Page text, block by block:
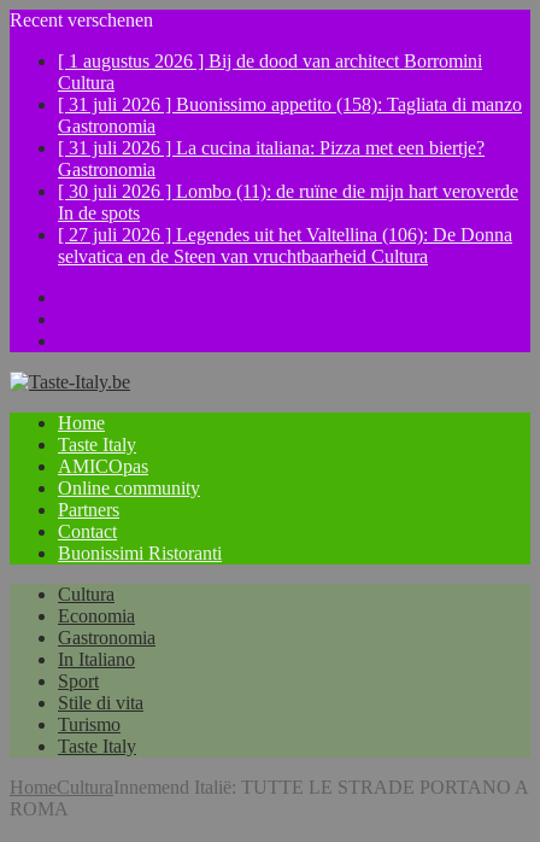
Recent verschenen
[ 1 augustus 2026 ] Bij de dood van architect Borromini
Cultura
[ 31 juli 2026 ] Buonissimo appetito (158): Tagliata di manzo
Gastronomia
[ 31 juli 2026 ] La cucina italiana: Pizza met een biertje?
Gastronomia
[ 30 juli 2026 ] Lombo (11): de ruïne die mijn hart veroverde
In de spots
[ 27 juli 2026 ] Legendes uit het Valtellina (106): De Donna
selvatica en de Steen van vruchtbaarheid Cultura
Home
Taste Italy
AMICOpas
Online community
Partners
Contact
Buonissimi Ristoranti
Cultura
Economia
Gastronomia
In Italiano
Sport
Stile di vita
Turismo
Taste Italy
HomeCulturaInnemend Italië: TUTTE LE STRADE PORTANO A
ROMA